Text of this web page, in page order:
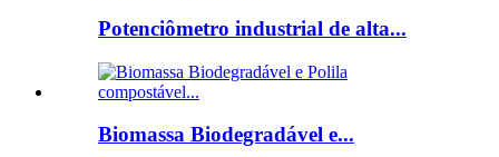
Potenciômetro industrial de alta...
Biomassa Biodegradável e...